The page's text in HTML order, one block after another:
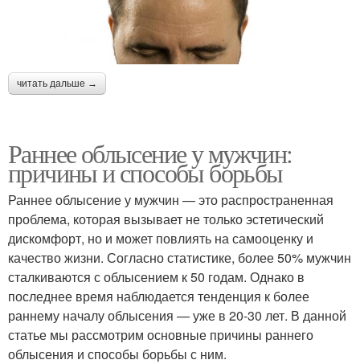
читать дальше →
Раннее облысение у мужчин:
причины и способы борьбы
Раннее облысение у мужчин — это распространенная
проблема, которая вызывает не только эстетический
дискомфорт, но и может повлиять на самооценку и
качество жизни. Согласно статистике, более 50% мужчин
сталкиваются с облысением к 50 годам. Однако в
последнее время наблюдается тенденция к более
раннему началу облысения — уже в 20-30 лет. В данной
статье мы рассмотрим основные причины раннего
облысения и способы борьбы с ним.